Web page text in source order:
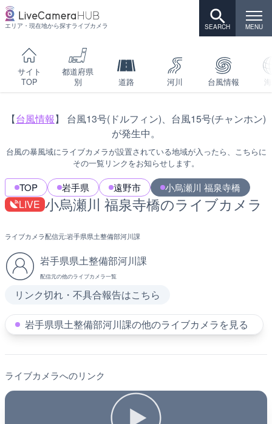
エリア・現在地から探すライブカメラ
サイト
TOP
都道府県
別
道路 河川 台風情報
【台風情報】 台風13号(ドルフィン)、台風15号(チャンホン)
が発生中。
台風の暴風域にライブカメラが設置されている地域が入ったら、こちらに
その一覧リンクをお知らせします。
TOP 岩手県 遠野市 小烏瀬川 福泉寺橋
LIVE 小烏瀬川 福泉寺橋のライブカメラ
ライブカメラ配信元:岩手県県土整備部河川課
岩手県県土整備部河川課
配信元の他のライブカメラ一覧
リンク切れ・不具合報告はこちら
岩手県県土整備部河川課の他のライブカメラを見る
ライブカメラへのリンク